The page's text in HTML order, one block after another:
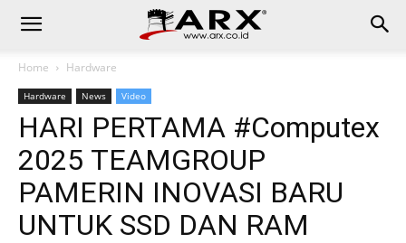
Home Hardware
Hardware News Video
HARI PERTAMA #Computex
2025 TEAMGROUP
PAMERIN INOVASI BARU
UNTUK SSD DAN RAM